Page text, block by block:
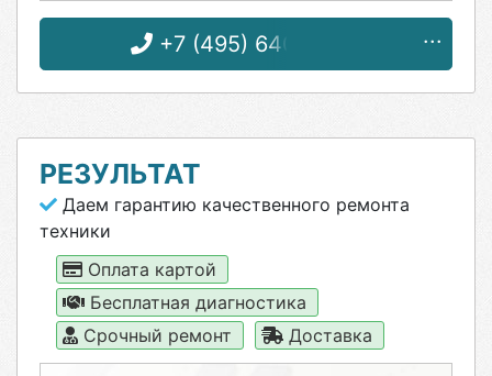
+7 (495) 640-18-17
РЕЗУЛЬТАТ
Даем гарантию качественного ремонта
техники
Оплата картой
Бесплатная диагностика
Срочный ремонт
Доставка